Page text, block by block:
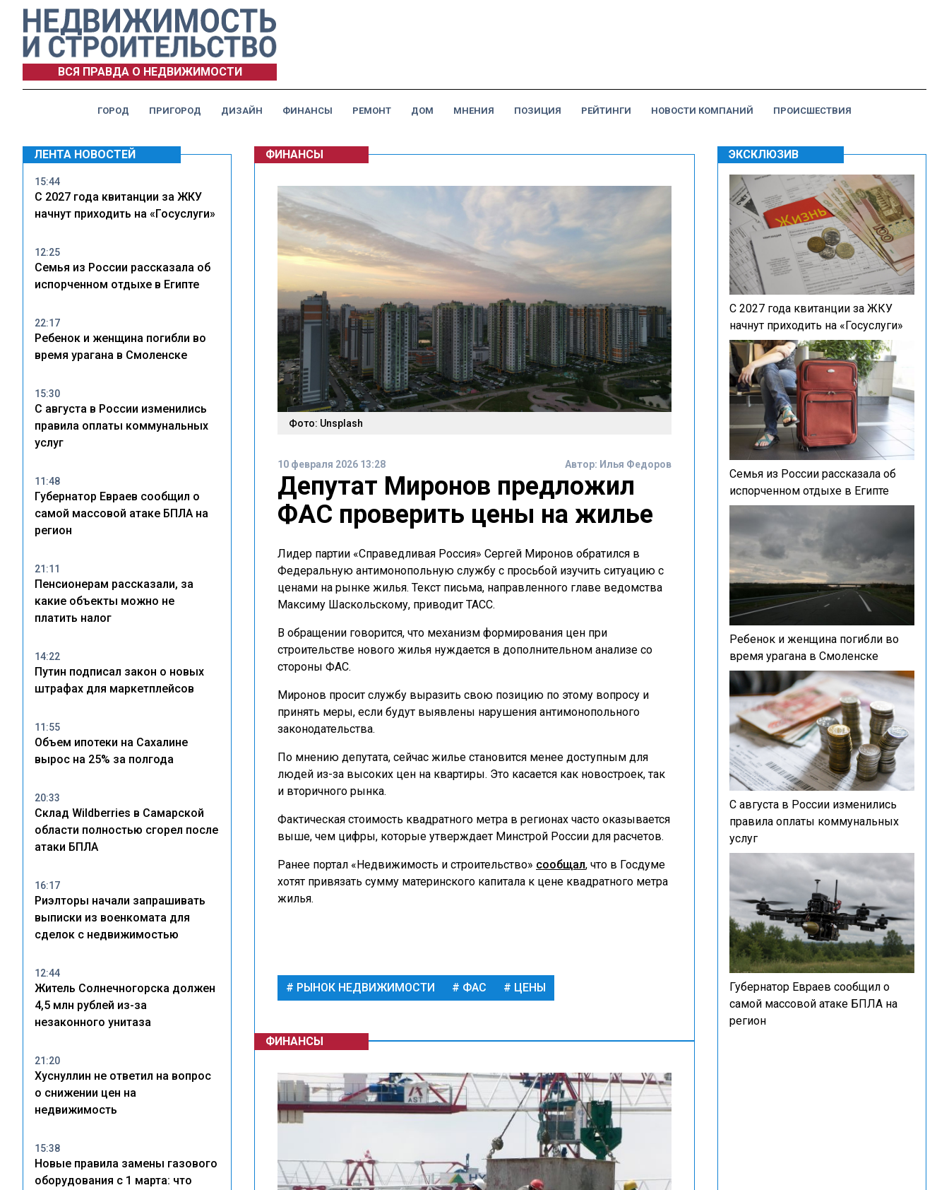
ВСЯ ПРАВДА О НЕДВИЖИМОСТИ
ГОРОД ПРИГОРОД ДИЗАЙН ФИНАНСЫ РЕМОНТ ДОМ МНЕНИЯ ПОЗИЦИЯ РЕЙТИНГИ НОВОСТИ КОМПАНИЙ ПРОИСШЕСТВИЯ
ЛЕНТА НОВОСТЕЙ
15:44
С 2027 года квитанции за ЖКУ
начнут приходить на «Госуслуги»
12:25
Семья из России рассказала об
испорченном отдыхе в Египте
22:17
Ребенок и женщина погибли во
время урагана в Смоленске
15:30
С августа в России изменились
правила оплаты коммунальных
услуг
11:48
Губернатор Евраев сообщил о
самой массовой атаке БПЛА на
регион
21:11
Пенсионерам рассказали, за
какие объекты можно не
платить налог
14:22
Путин подписал закон о новых
штрафах для маркетплейсов
11:55
Объем ипотеки на Сахалине
вырос на 25% за полгода
20:33
Склад Wildberries в Самарской
области полностью сгорел после
атаки БПЛА
16:17
Риэлторы начали запрашивать
выписки из военкомата для
сделок с недвижимостью
12:44
Житель Солнечногорска должен
4,5 млн рублей из-за
незаконного унитаза
21:20
Хуснуллин не ответил на вопрос
о снижении цен на
недвижимость
15:38
Новые правила замены газового
оборудования с 1 марта: что
ФИНАНСЫ
Фото: Unsplash
10 февраля 2026 13:28 Автор: Илья Федоров
Депутат Миронов предложил
ФАС проверить цены на жилье
Лидер партии «Справедливая Россия» Сергей Миронов обратился в
Федеральную антимонопольную службу с просьбой изучить ситуацию с
ценами на рынке жилья. Текст письма, направленного главе ведомства
Максиму Шаскольскому, приводит ТАСС.
В обращении говорится, что механизм формирования цен при
строительстве нового жилья нуждается в дополнительном анализе со
стороны ФАС.
Миронов просит службу выразить свою позицию по этому вопросу и
принять меры, если будут выявлены нарушения антимонопольного
законодательства.
По мнению депутата, сейчас жилье становится менее доступным для
людей из-за высоких цен на квартиры. Это касается как новостроек, так
и вторичного рынка.
Фактическая стоимость квадратного метра в регионах часто оказывается
выше, чем цифры, которые утверждает Минстрой России для расчетов.
Ранее портал «Недвижимость и строительство» сообщал, что в Госдуме
хотят привязать сумму материнского капитала к цене квадратного метра
жилья.
РЫНОК НЕДВИЖИМОСТИ ФАС ЦЕНЫ
ФИНАНСЫ
ЭКСКЛЮЗИВ
С 2027 года квитанции за ЖКУ
начнут приходить на «Госуслуги»
Семья из России рассказала об
испорченном отдыхе в Египте
Ребенок и женщина погибли во
время урагана в Смоленске
С августа в России изменились
правила оплаты коммунальных
услуг
Губернатор Евраев сообщил о
самой массовой атаке БПЛА на
регион